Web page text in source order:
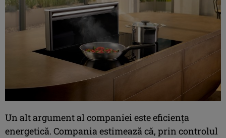
Un alt argument al companiei este eficiența
energetică. Compania estimează că, prin controlul